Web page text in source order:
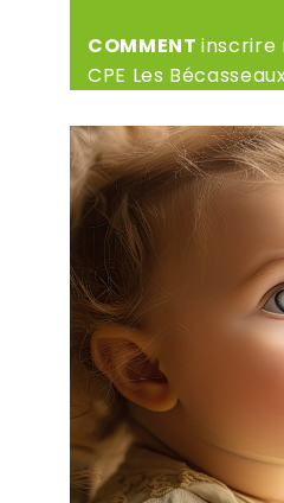
COMMENTinscrire
CPE Les